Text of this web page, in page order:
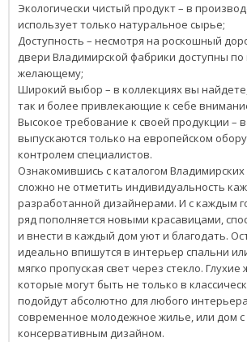
Экологически чистый продукт – в
использует только натуральное сырье;
Доступность – несмотря на роскошный
двери Владимирской фабрики доступны
желающему;
Широкий выбор – в коллекциях вы
так и более привлекающие к себе
Высокое требование к своей продукции –
выпускаются только на европейском
контролем специалистов.
Ознакомившись с каталогом
сложно не отметить индивидуальность
разработанной дизайнерами. И с каждым
ряд пополняется новыми красавицами,
и внести в каждый дом уют и благодать.
идеально впишутся в интерьер спальни
мягко пропуская свет через стекло.
которые могут быть не только в
подойдут абсолютно для любого
современное молодежное жилье, или дом с
консервативным дизайном.